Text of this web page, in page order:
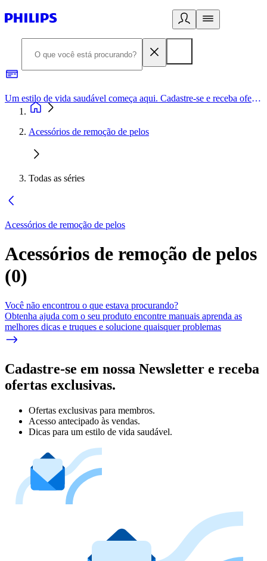
Um estilo de vida saudável começa aqui. Cadastre-se e receba ofertas exclusivas.
Acessórios de remoção de pelos
Todas as séries
Acessórios de remoção de pelos
Acessórios de remoção de pelos
(0)
Você não encontrou o que estava procurando?
Obtenha ajuda com o seu produto encontre manuais aprenda as
melhores dicas e truques e solucione quaisquer problemas
Cadastre-se em nossa Newsletter e receba
ofertas exclusivas.
Ofertas exclusivas para membros.
Acesso antecipado às vendas.
Dicas para um estilo de vida saudável.